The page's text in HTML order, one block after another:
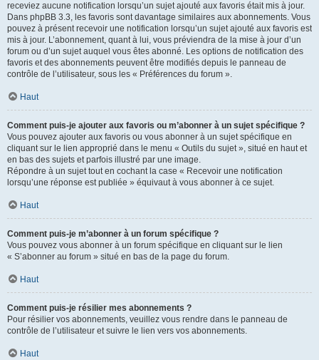
receviez aucune notification lorsqu’un sujet ajouté aux favoris était mis à jour.
Dans phpBB 3.3, les favoris sont davantage similaires aux abonnements. Vous
pouvez à présent recevoir une notification lorsqu’un sujet ajouté aux favoris est
mis à jour. L’abonnement, quant à lui, vous préviendra de la mise à jour d’un
forum ou d’un sujet auquel vous êtes abonné. Les options de notification des
favoris et des abonnements peuvent être modifiés depuis le panneau de
contrôle de l’utilisateur, sous les « Préférences du forum ».
Haut
Comment puis-je ajouter aux favoris ou m’abonner à un sujet spécifique ?
Vous pouvez ajouter aux favoris ou vous abonner à un sujet spécifique en
cliquant sur le lien approprié dans le menu « Outils du sujet », situé en haut et
en bas des sujets et parfois illustré par une image.
Répondre à un sujet tout en cochant la case « Recevoir une notification
lorsqu’une réponse est publiée » équivaut à vous abonner à ce sujet.
Haut
Comment puis-je m’abonner à un forum spécifique ?
Vous pouvez vous abonner à un forum spécifique en cliquant sur le lien
« S’abonner au forum » situé en bas de la page du forum.
Haut
Comment puis-je résilier mes abonnements ?
Pour résilier vos abonnements, veuillez vous rendre dans le panneau de
contrôle de l’utilisateur et suivre le lien vers vos abonnements.
Haut